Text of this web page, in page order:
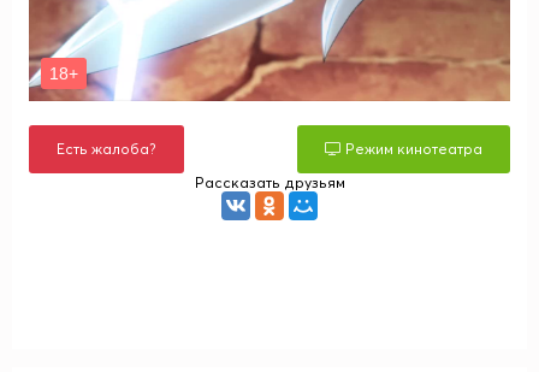
Есть жалоба?
Режим кинотеатра
Рассказать друзьям